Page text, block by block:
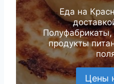
Еда на
продукты
Цены